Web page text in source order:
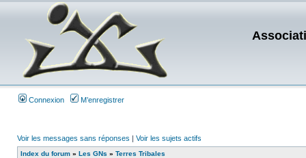
Connexion M’enregistrer
Voir les messages sans réponses | Voir les sujets actifs
Index du forum » Les GNs » Terres Tribales